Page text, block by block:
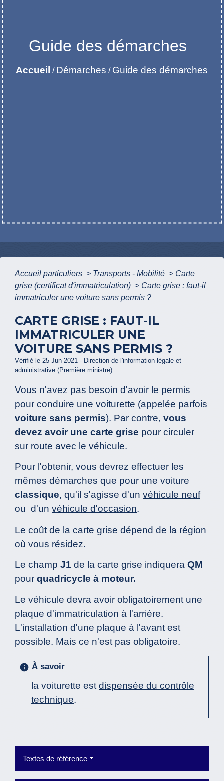
Guide des démarches
Accueil / Démarches / Guide des démarches
Accueil particuliers > Transports - Mobilité > Carte
grise (certificat d'immatriculation) > Carte grise : faut-il
immatriculer une voiture sans permis ?
CARTE GRISE : FAUT-IL
IMMATRICULER UNE
VOITURE SANS PERMIS ?
Vérifié le 25 Jun 2021 - Direction de l'information légale et
administrative (Première ministre)
Vous n'avez pas besoin d'avoir le permis
pour conduire une voiturette (appelée parfois
voiture sans permis). Par contre, vous
devez avoir une carte grise pour circuler
sur route avec le véhicule.
Pour l'obtenir, vous devrez effectuer les
mêmes démarches que pour une voiture
classique, qu'il s'agisse d'un véhicule neuf
ou d'un véhicule d'occasion.
Le coût de la carte grise dépend de la région
où vous résidez.
Le champ J1 de la carte grise indiquera QM
pour quadricycle à moteur.
Le véhicule devra avoir obligatoirement une
plaque d'immatriculation à l'arrière.
L'installation d'une plaque à l'avant est
possible. Mais ce n'est pas obligatoire.
info À savoir
la voiturette est dispensée du contrôle
technique.
Textes de référence